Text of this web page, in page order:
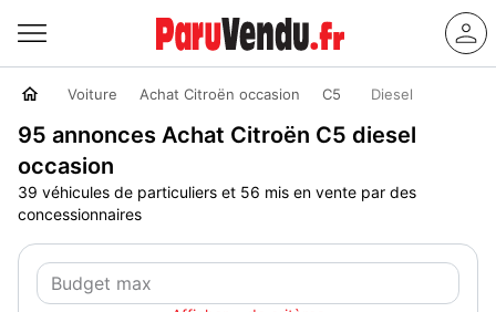
Voiture Achat Citroën occasion C5 Diesel
95 annonces Achat Citroën C5 diesel
occasion
39 véhicules de particuliers et 56 mis en vente par des
concessionnaires